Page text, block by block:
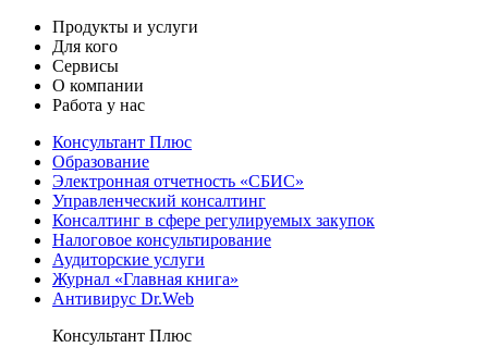
Продукты и услуги
Для кого
Сервисы
О компании
Работа у нас
Консультант Плюс
Образование
Электронная отчетность «СБИС»
Управленческий консалтинг
Консалтинг в сфере регулируемых закупок
Налоговое консультирование
Аудиторские услуги
Журнал «Главная книга»
Антивирус Dr.Web
Консультант Плюс